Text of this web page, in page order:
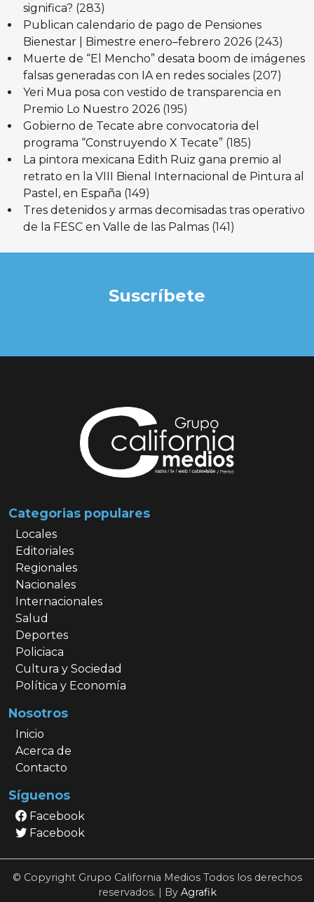
significa? (283)
Publican calendario de pago de Pensiones
Bienestar | Bimestre enero–febrero 2026 (243)
Muerte de “El Mencho” desata boom de imágenes
falsas generadas con IA en redes sociales (207)
Yeri Mua posa con vestido de transparencia en
Premio Lo Nuestro 2026 (195)
Gobierno de Tecate abre convocatoria del
programa “Construyendo X Tecate” (185)
La pintora mexicana Edith Ruiz gana premio al
retrato en la VIII Bienal Internacional de Pintura al
Pastel, en España (149)
Tres detenidos y armas decomisadas tras operativo
de la FESC en Valle de las Palmas (141)
Suscríbete
Categorias populares
Locales
Editoriales
Regionales
Nacionales
Internacionales
Salud
Deportes
Policiaca
Cultura y Sociedad
Política y Economía
Nosotros
Inicio
Acerca de
Contacto
Síguenos
Facebook
Facebook
© Copyright Grupo California Medios Todos los derechos
reservados. | By Agrafik